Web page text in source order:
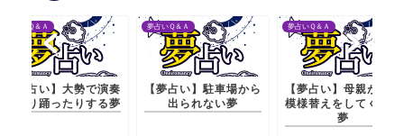
夢占いＱ＆Ａ
【夢占い】大勢で演奏
したり踊ったりする夢
夢占いＱ＆Ａ
【夢占い】駐車場から
出られない夢
夢占いＱ＆Ａ
【夢占い】母親が家の
模様替えをしてくれる
夢